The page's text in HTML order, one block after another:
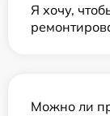
Я хочу,
Можно ли